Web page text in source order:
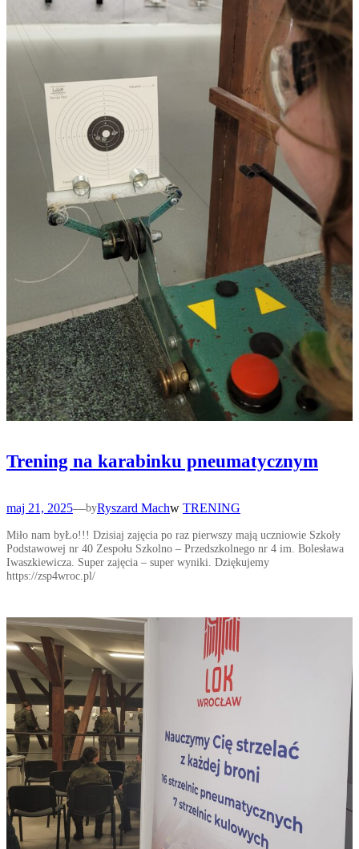
Trening na karabinku pneumatycznym
maj 21, 2025—byRyszard Machw TRENING
Miło nam byŁo!!! Dzisiaj zajęcia po raz pierwszy mają uczniowie Szkoły
Podstawowej nr 40 Zespołu Szkolno – Przedszkolnego nr 4 im. Bolesława
Iwaszkiewicza. Super zajęcia – super wyniki. Dziękujemy
https://zsp4wroc.pl/